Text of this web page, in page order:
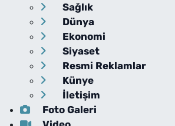
Sağlık
Dünya
Ekonomi
Siyaset
Resmi Reklamlar
Künye
İletişim
Foto Galeri